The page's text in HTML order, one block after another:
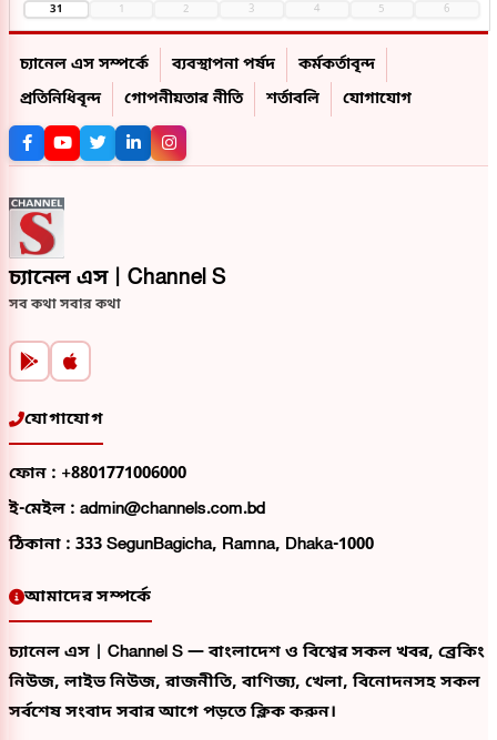
31
1 2 3 4 5 6
চ্যানেল এস সম্পর্কে ব্যবস্থাপনা পর্ষদ
কর্মকর্তাবৃন্দ
প্রতিনিধিবৃন্দ
গোপনীয়তার নীতি শর্তাবলি যোগাযোগ
চ্যানেল এস | Channel S
সব কথা সবার কথা
যোগাযোগ
ফোন : +8801771006000
ই-মেইল : admin@channels.com.bd
ঠিকানা : 333 SegunBagicha, Ramna, Dhaka-1000
আমাদের সম্পর্কে
চ্যানেল এস | Channel S — বাংলাদেশ ও বিশ্বের সকল খবর, ব্রেকিং
নিউজ, লাইভ নিউজ, রাজনীতি, বাণিজ্য, খেলা, বিনোদনসহ সকল
সর্বশেষ সংবাদ সবার আগে পড়তে ক্লিক করুন।